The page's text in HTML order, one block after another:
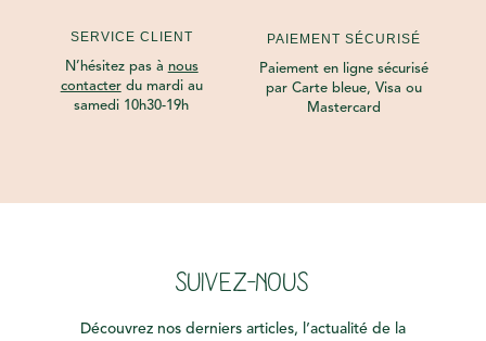
SERVICE CLIENT
N’hésitez pas à nous
contacterdu mardi au
samedi 10h30-19h
PAIEMENT SÉCURISÉ
Paiement en ligne sécurisé
par Carte bleue, Visa ou
Mastercard
SUIVEZ-NOUS
Découvrez nos derniers articles, l’actualité de la